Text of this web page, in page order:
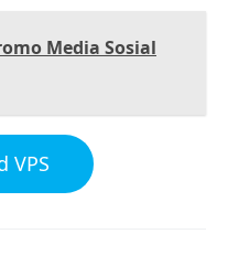
Media Sosial
VPS